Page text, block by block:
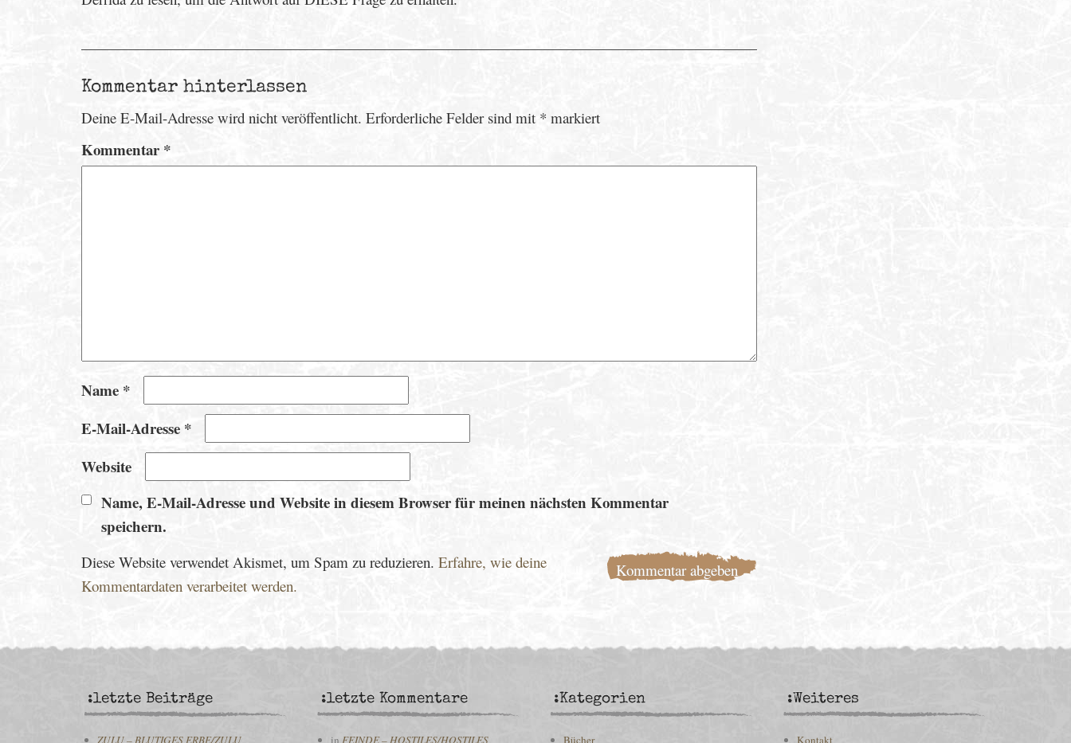
Kommentar hinterlassen
Deine E-Mail-Adresse wird nicht veröffentlicht. Erforderliche Felder sind mit * markiert
Kommentar*
Name *
E-Mail-Adresse *
Website
Name, E-Mail-Adresse und Website in diesem Browser für meinen nächsten Kommentar
speichern.
Diese Website verwendet Akismet, um Spam zu reduzieren. Erfahre, wie deine
Kommentardaten verarbeitet werden.
:letzte Beiträge
ZULU – BLUTIGES ERBE/ZULU
:letzte Kommentare
in FEINDE – HOSTILES/HOSTILES
:Kategorien
Bücher
:Weiteres
Kontakt